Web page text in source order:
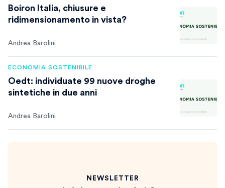
Boiron Italia, chiusure e
ridimensionamento in vista?
Andrea Barolini
ECONOMIA SOSTENIBILE
Oedt: individuate 99 nuove droghe
sintetiche in due anni
Andrea Barolini
NEWSLETTER